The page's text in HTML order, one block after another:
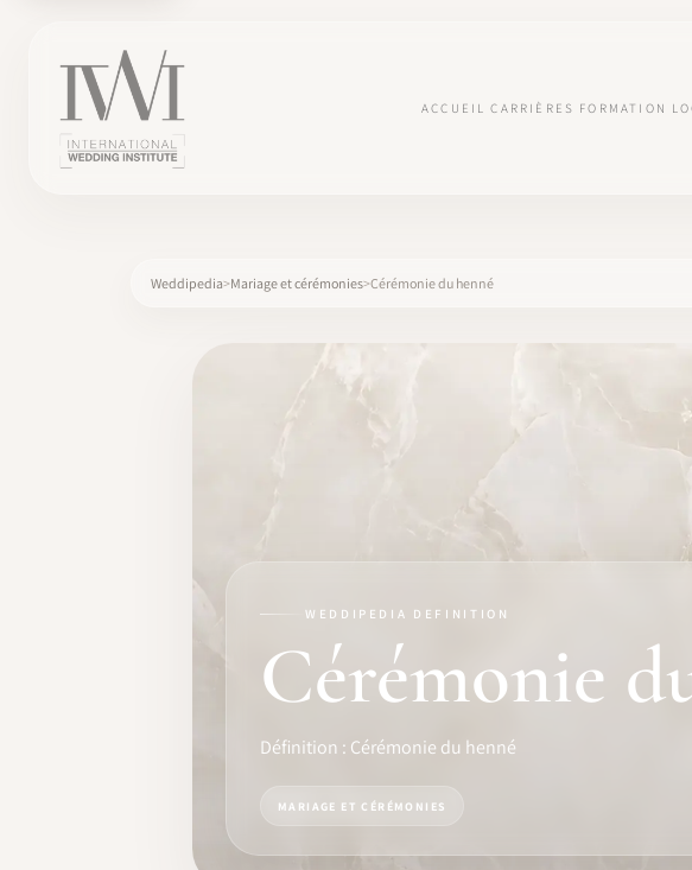
ACCUEIL CARRIÈRES FORMATION
×
Weddipedia Mariage et cérémonies Cérémonie du henné
WEDDIPEDIA DEFINITION
Cérémonie
Définition : Cérémonie du henné
MARIAGE ET CÉRÉMONIES